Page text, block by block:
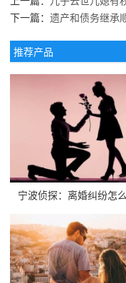
下一篇： 遗产和债务继承
推荐产品
宁波侦探：离婚纠纷怎